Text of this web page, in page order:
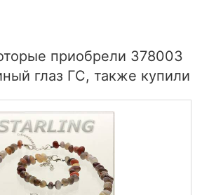
приобрели 378003
глаз ГС, также купили